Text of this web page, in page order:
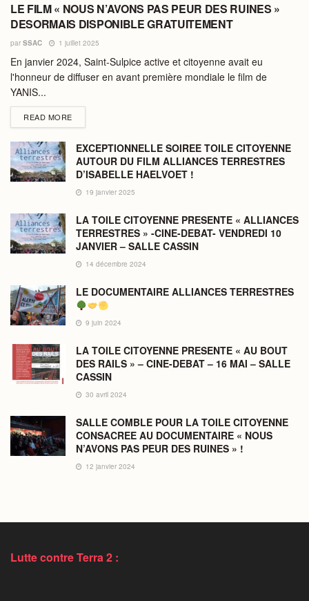
LE FILM « NOUS N’AVONS PAS PEUR DES RUINES »
DESORMAIS DISPONIBLE GRATUITEMENT
par SSAC 1 juillet 2025
En janvier 2024, Saint-Sulpice active et citoyenne avait eu
l'honneur de diffuser en avant première mondiale le film de
YANIS...
READ MOREDETAILS
EXCEPTIONNELLE SOIREE TOILE CITOYENNE
AUTOUR DU FILM ALLIANCES TERRESTRES
D’ISABELLE HAELVOET !
19 janvier 2025
LA TOILE CITOYENNE PRESENTE « ALLIANCES
TERRESTRES » -CINE-DEBAT- VENDREDI 10
JANVIER – SALLE CASSIN
14 décembre 2024
LE DOCUMENTAIRE ALLIANCES TERRESTRES
9 juin 2024
LA TOILE CITOYENNE PRESENTE « AU BOUT
DES RAILS » – CINE-DEBAT – 16 MAI – SALLE
CASSIN
30 avril 2024
SALLE COMBLE POUR LA TOILE CITOYENNE
CONSACREE AU DOCUMENTAIRE « NOUS
N’AVONS PAS PEUR DES RUINES » !
12 janvier 2024
Lutte contre Terra 2 :